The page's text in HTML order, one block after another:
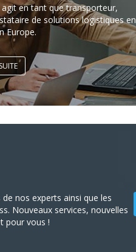
en tant que transporteur,
de solutions logistiques en
Europe.
nos experts ainsi que les
Nouveaux services, nouvelles
pour vous !